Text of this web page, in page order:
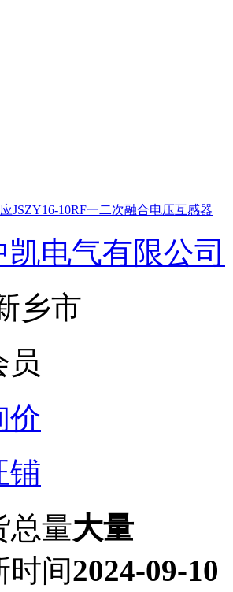
JSZY16-10RF一二次融合电压互感器
电气有限公司
乡市
员
价
铺
总量大量
时间2024-09-10